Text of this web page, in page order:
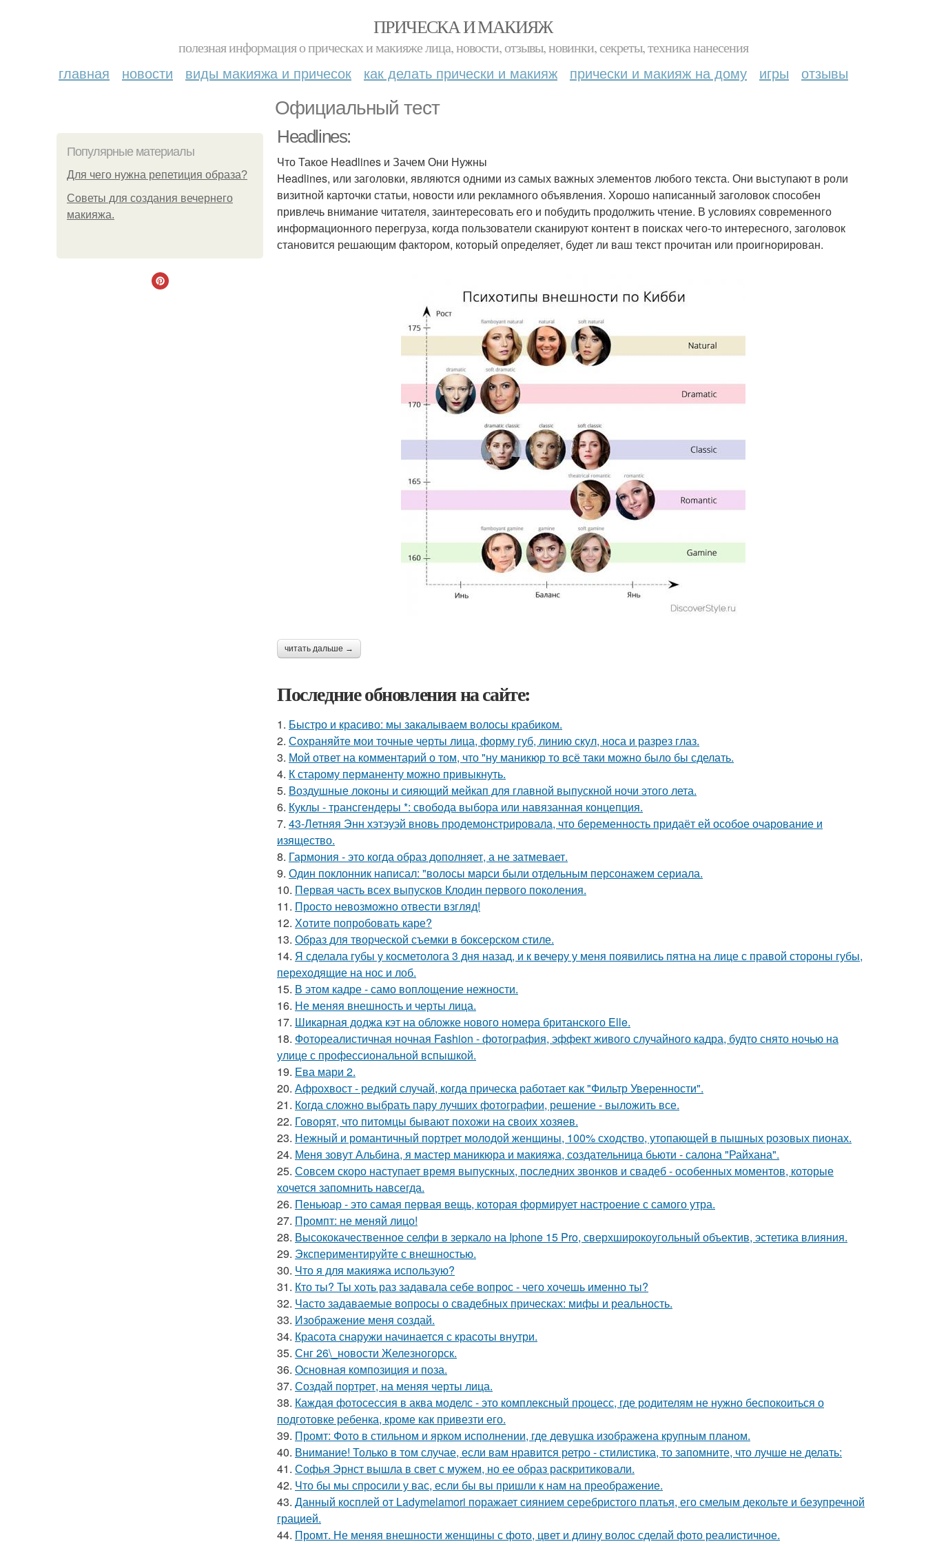
ПРИЧЕСКА И МАКИЯЖ
полезная информация о прическах и макияже лица, новости, отзывы, новинки, секреты, техника нанесения
главная новости виды макияжа и причесок как делать прически и макияж прически и макияж на дому игры отзывы
Официальный тест
Популярные материалы
Для чего нужна репетиция образа?
Советы для создания вечернего
макияжа.
Headlines:
Что Такое Headlines и Зачем Они Нужны
Headlines, или заголовки, являются одними из самых важных элементов любого текста. Они выступают в роли
визитной карточки статьи, новости или рекламного объявления. Хорошо написанный заголовок способен
привлечь внимание читателя, заинтересовать его и побудить продолжить чтение. В условиях современного
информационного перегруза, когда пользователи сканируют контент в поисках чего-то интересного, заголовок
становится решающим фактором, который определяет, будет ли ваш текст прочитан или проигнорирован.
читать дальше →
Последние обновления на сайте:
1. Быстро и красиво: мы закалываем волосы крабиком.
2. Сохраняйте мои точные черты лица, форму губ, линию скул, носа и разрез глаз.
3. Мой ответ на комментарий о том, что "ну маникюр то всё таки можно было бы сделать.
4. К старому перманенту можно привыкнуть.
5. Воздушные локоны и сияющий мейкап для главной выпускной ночи этого лета.
6. Куклы - трансгендеры *: свобода выбора или навязанная концепция.
7. 43-Летняя Энн хэтэуэй вновь продемонстрировала, что беременность придаёт ей особое очарование и
изящество.
8. Гармония - это когда образ дополняет, а не затмевает.
9. Один поклонник написал: "волосы марси были отдельным персонажем сериала.
10. Первая часть всех выпусков Клодин первого поколения.
11. Просто невозможно отвести взгляд!
12. Хотите попробовать каре?
13. Образ для творческой съемки в боксерском стиле.
14. Я сделала губы у косметолога 3 дня назад, и к вечеру у меня появились пятна на лице с правой стороны губы,
переходящие на нос и лоб.
15. В этом кадре - само воплощение нежности.
16. Не меняя внешность и черты лица.
17. Шикарная доджа кэт на обложке нового номера британского Elle.
18. Фотореалистичная ночная Fashion - фотография, эффект живого случайного кадра, будто снято ночью на
улице с профессиональной вспышкой.
19. Ева мари 2.
20. Афрохвост - редкий случай, когда прическа работает как "Фильтр Уверенности".
21. Когда сложно выбрать пару лучших фотографии, решение - выложить все.
22. Говорят, что питомцы бывают похожи на своих хозяев.
23. Нежный и романтичный портрет молодой женщины, 100% сходство, утопающей в пышных розовых пионах.
24. Меня зовут Альбина, я мастер маникюра и макияжа, создательница бьюти - салона "Райхана".
25. Совсем скоро наступает время выпускных, последних звонков и свадеб - особенных моментов, которые
хочется запомнить навсегда.
26. Пеньюар - это самая первая вещь, которая формирует настроение с самого утра.
27. Промпт: не меняй лицо!
28. Высококачественное селфи в зеркало на Iphone 15 Pro, сверхширокоугольный объектив, эстетика влияния.
29. Экспериментируйте с внешностью.
30. Что я для макияжа использую?
31. Кто ты? Ты хоть раз задавала себе вопрос - чего хочешь именно ты?
32. Часто задаваемые вопросы о свадебных прическах: мифы и реальность.
33. Изображение меня создай.
34. Красота снаружи начинается с красоты внутри.
35. Снг 26\_новости Железногорск.
36. Основная композиция и поза.
37. Создай портрет, на меняя черты лица.
38. Каждая фотосессия в аква моделс - это комплексный процесс, где родителям не нужно беспокоиться о
подготовке ребенка, кроме как привезти его.
39. Промт: Фото в стильном и ярком исполнении, где девушка изображена крупным планом.
40. Внимание! Только в том случае, если вам нравится ретро - стилистика, то запомните, что лучше не делать:
41. Софья Эрнст вышла в свет с мужем, но ее образ раскритиковали.
42. Что бы мы спросили у вас, если бы вы пришли к нам на преображение.
43. Данный косплей от Ladymelamori поражает сиянием серебристого платья, его смелым декольте и безупречной
грацией.
44. Промт. Не меняя внешности женщины с фото, цвет и длину волос сделай фото реалистичное.